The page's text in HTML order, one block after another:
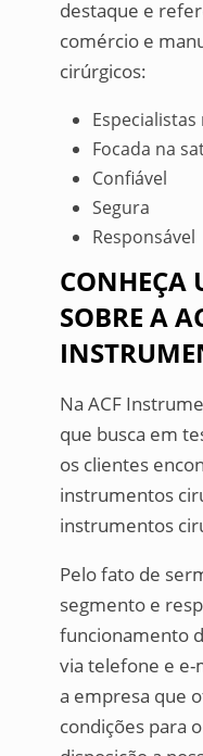
destaque e
comércio e
cirúrgicos:
Focada na
Confiável
Segura
Responsável
CONHEÇA
SOBRE A
Na ACF
que busca em
os clientes
instrumentos
instrumentos
Pelo fato de
segmento e
funcionamento
via telefone e e-
a empresa que
condições para